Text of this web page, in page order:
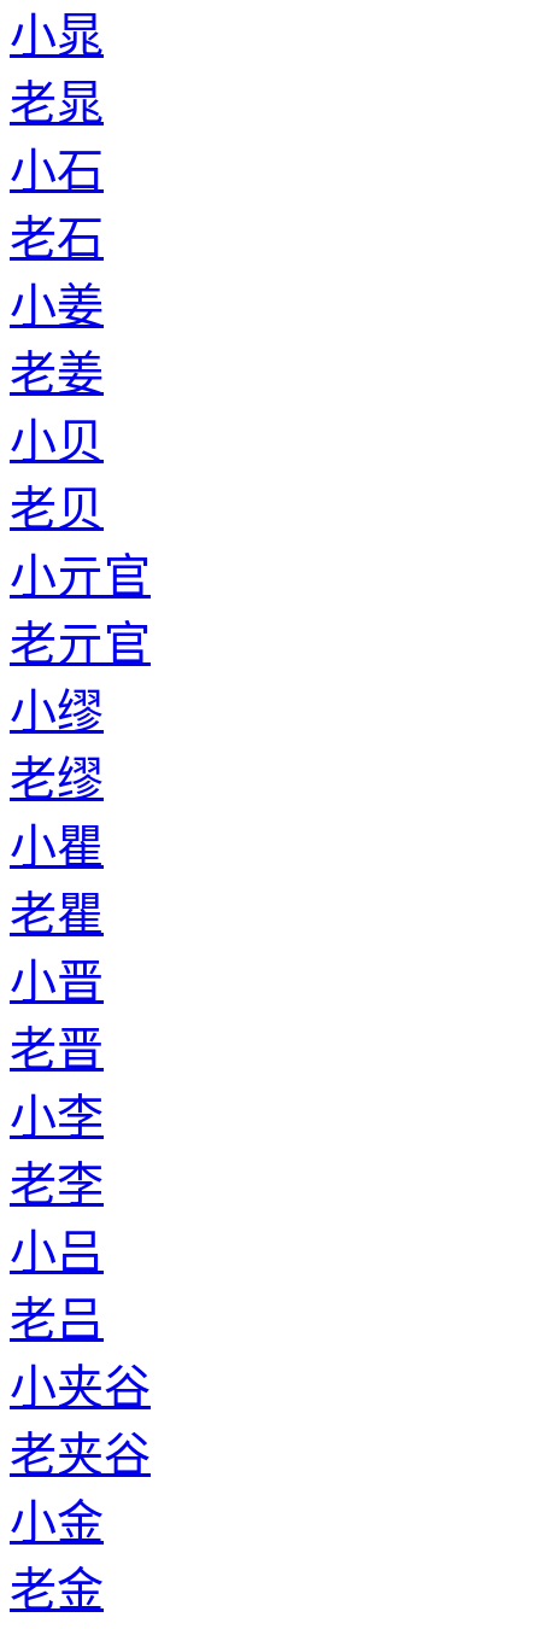
小晁
老晁
小石
老石
小姜
老姜
小贝
老贝
小亓官
老亓官
小缪
老缪
小瞿
老瞿
小晋
老晋
小李
老李
小吕
老吕
小夹谷
老夹谷
小金
老金